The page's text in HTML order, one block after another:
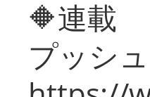
🔶連載
プッシ